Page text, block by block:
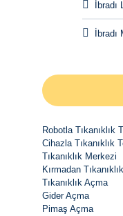
Robotla Tıkanıklık
Cihazla Tıkanıklık
Tıkanıklık Merkezi
Kırmadan
Tıkanıklık Açma
Gider Açma
Pimaş Açma